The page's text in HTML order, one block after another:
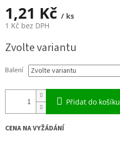
1,21 Kč / ks
1 Kč bez DPH
cena:
Zvolte variantu
Balení
Přidat do košíku
CENA NA VYŽÁDÁNÍ